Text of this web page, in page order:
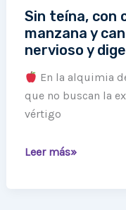
Sin teína, con
manzana y
nervioso y
En la alquimia
que no buscan la
vértigo
Leer más»